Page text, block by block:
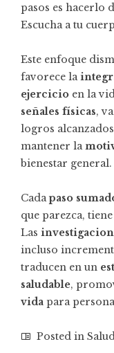
pasos es hacerlo
Escucha a tu
Este enfoque
favorece la
ejercicio en la
señales físicas,
logros
mantener la
bienestar general.
Cadapaso
que parezca,
Las
incluso
traducen en un
saludable,
vida para
Posted in